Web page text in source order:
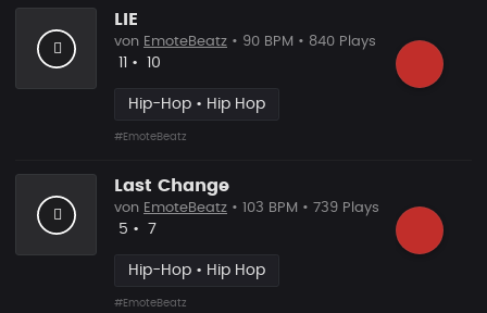
LIE
von EmoteBeatz • 90 BPM • 840 Plays
Likes
• Vorgeschlagen
10
Hip-Hop • Hip Hop
#EmoteBeatz
Last Change
von EmoteBeatz • 103 BPM • 739 Plays
Likes
5 • Vorgeschlagen
7
Hip-Hop • Hip Hop
#EmoteBeatz